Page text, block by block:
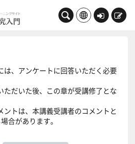
る
ロ
新
は、アンケートに回答いただく必要
ただいた後、この章が受講修了とな
ントは、本講義受講者のコメントと
合があります。